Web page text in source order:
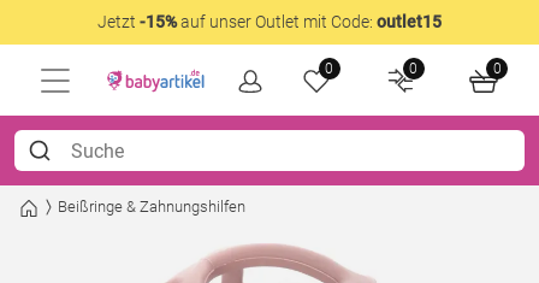
Jetzt -15%auf unser Outlet mit Code: outlet15
0 0 0
Beißringe & Zahnungshilfen